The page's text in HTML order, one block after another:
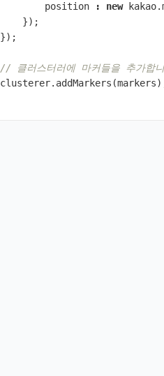
position
: new kakao.
});
});
// 클러스터러에 마커들을 추가합
clusterer. addMarkers (markers